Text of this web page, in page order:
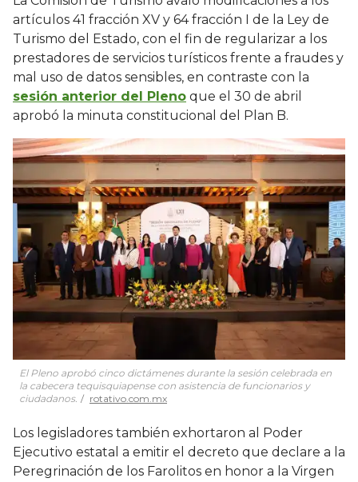
artículos 41 fracción XV y 64 fracción I de la Ley de
Turismo del Estado, con el fin de regularizar a los
prestadores de servicios turísticos frente a fraudes y
mal uso de datos sensibles, en contraste con la
sesión anterior del Pleno que el 30 de abril
aprobó la minuta constitucional del Plan B.
El Pleno aprobó cinco dictámenes durante la sesión celebrada en
la cabecera tequisquiapense con asistencia de funcionarios y
ciudadanos.
rotativo.com.mx
Los legisladores también exhortaron al Poder
Ejecutivo estatal a emitir el decreto que declare a la
Peregrinación de los Farolitos en honor a la Virgen